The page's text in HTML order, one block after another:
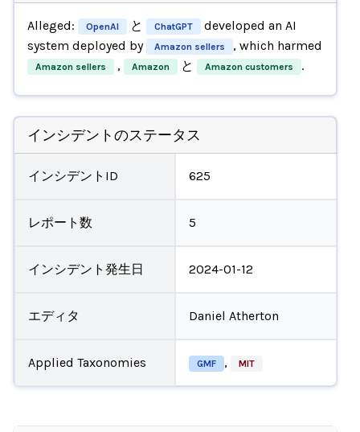
Alleged: OpenAI と ChatGPT
developed an AI
system deployed by
Amazon sellers , which harmed
Amazon sellers , Amazon と Amazon customers .
インシデントのステータス
インシデントID 625
レポート数 5
インシデント発生日 2024-01-12
エディタ Daniel Atherton
Applied Taxonomies GMF , MIT